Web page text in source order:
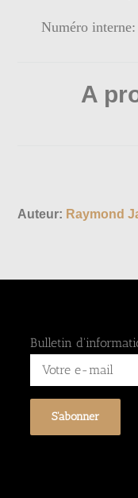
Numéro
A
Auteur: Raymond
Bulletin